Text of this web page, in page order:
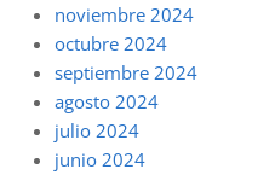
noviembre 2024
octubre 2024
septiembre 2024
agosto 2024
julio 2024
junio 2024